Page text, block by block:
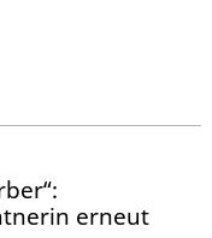
erneut